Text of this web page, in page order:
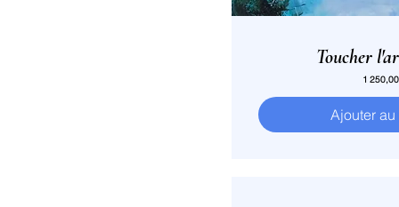
Toucher
Prix
1
Ajouter